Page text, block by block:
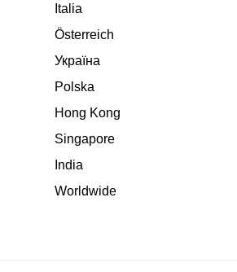
Italia
Österreich
Україна
Polska
Hong Kong
Singapore
India
Worldwide